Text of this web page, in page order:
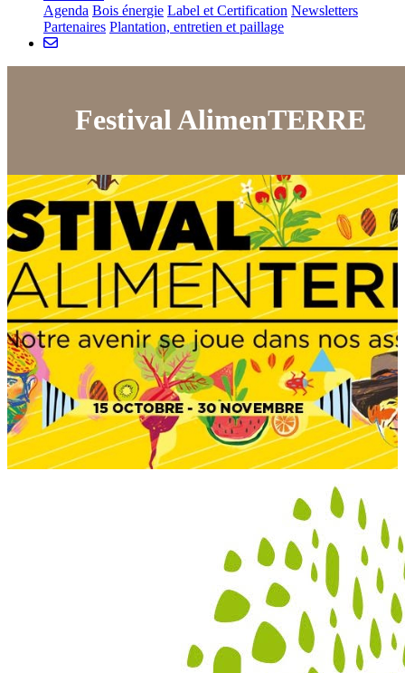
Agenda Bois énergie Label et Certification Newsletters
Partenaires Plantation, entretien et paillage
Festival AlimenTERRE